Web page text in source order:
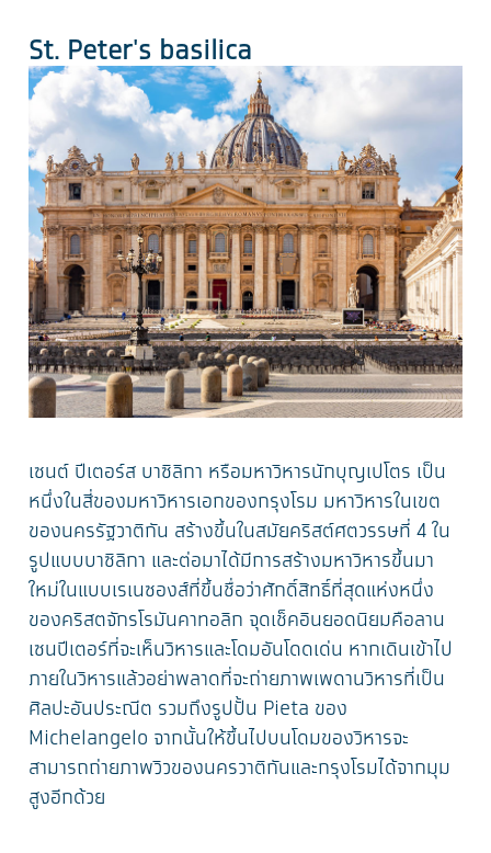
St. Peter's basilica
เซนต์ ปีเตอร์ส บาซิลิกา หรือมหาวิหารนักบุญเปโตร เป็น
หนึ่งในสี่ของมหาวิหารเอกของกรุงโรม มหาวิหารในเขต
ของนครรัฐวาติกัน สร้างขึ้นในสมัยคริสต์ศตวรรษที่ 4 ใน
รูปแบบบาซิลิกา และต่อมาได้มีการสร้างมหาวิหารขึ้นมา
ใหม่ในแบบเรเนซองส์ที่ขึ้นชื่อว่าศักดิ์สิทธิ์ที่สุดแห่งหนึ่ง
ของคริสตจักรโรมันคาทอลิก จุดเช็คอินยอดนิยมคือลาน
เซนปีเตอร์ที่จะเห็นวิหารและโดมอันโดดเด่น หากเดินเข้าไป
ภายในวิหารแล้วอย่าพลาดที่จะถ่ายภาพเพดานวิหารที่เป็น
ศิลปะอันประณีต รวมถึงรูปปั้น Pieta ของ
Michelangelo จากนั้นให้ขึ้นไปบนโดมของวิหารจะ
สามารถถ่ายภาพวิวของนครวาติกันและกรุงโรมได้จากมุม
สูงอีกด้วย